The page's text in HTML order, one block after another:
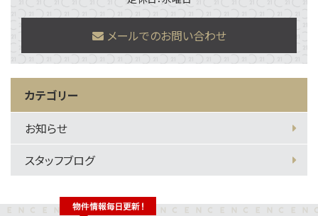
メールでのお問い合わせ
カテゴリー
お知らせ
スタッフブログ